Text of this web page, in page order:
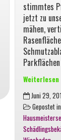
stimmtes
jetzt zu
mähen,
Weiterlesen
Professionelle
für
und
Juni 29,
Gepostet in